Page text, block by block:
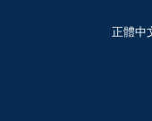
正體中